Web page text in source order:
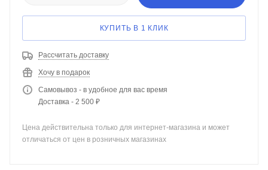
КУПИТЬ В 1 КЛИК
Рассчитать доставку
Хочу в подарок
Самовывоз - в удобное для вас время
Доставка - 2 500 ₽
Цена действительна только для интернет-магазина и может
отличаться от цен в розничных магазинах